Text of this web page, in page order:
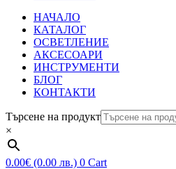
НАЧАЛО
КАТАЛОГ
ОСВЕТЛЕНИЕ
АКСЕСОАРИ
ИНСТРУМЕНТИ
БЛОГ
КОНТАКТИ
Търсене на продукт
×
0.00€ (0.00 лв.) 0 Cart